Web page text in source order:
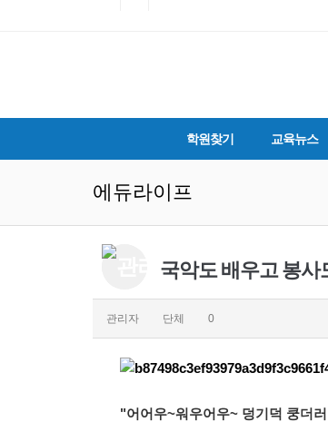
학원찾기 교육뉴스
에듀라이프
국악도 배우고 봉사
관리자 단체 0
"어어우~워우어우~ 덩기덕 쿵더